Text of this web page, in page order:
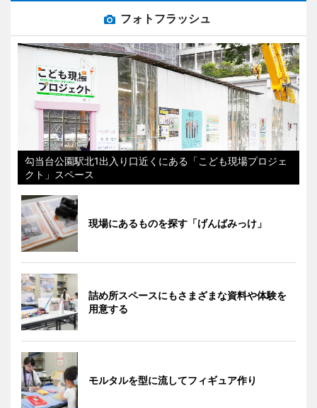
フォトフラッシュ
勾当台公園駅北1出入り口近くにある「こども現場プロジェ
クト」スペース
現場にあるものを探す「げんばみっけ」
詰め所スペースにもさまざまな資料や体験を
用意する
モルタルを型に流してフィギュア作り